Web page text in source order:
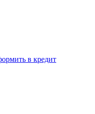
в кредит